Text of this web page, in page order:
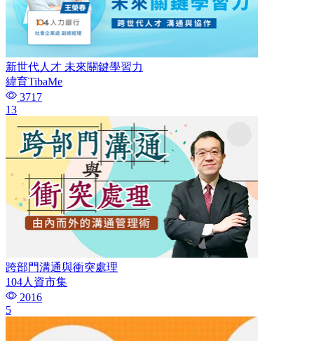
新世代人才 未來關鍵學習力
緯育TibaMe
3717
13
跨部門溝通與衝突處理
104人資市集
2016
5